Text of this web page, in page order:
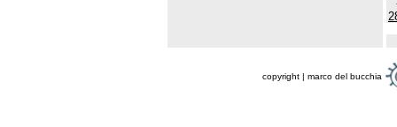
copyright | marco del bucchia